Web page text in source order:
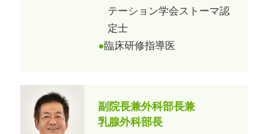
テーション学会ストーマ認
定士
臨床研修指導医
副院長兼外科部長兼
乳腺外科部長